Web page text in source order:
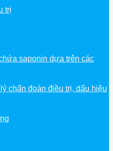
trị
saponin dựa trên các
chẩn đoán điều trị, dấu hiệu